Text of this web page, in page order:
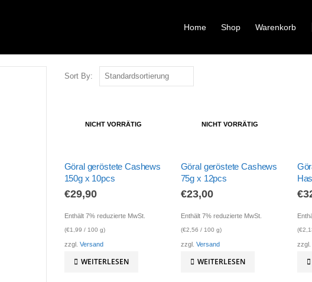
Home Shop Warenkorb
Sort By:
NICHT VORRÄTIG
Göral geröstete Cashews
150g x 10pcs
€29,90
Enthält 7% reduzierte MwSt.
(€1,99 / 100 g)
zzgl. Versand
WEITERLESEN
NICHT VORRÄTIG
Göral geröstete Cashews
75g x 12pcs
€23,00
Enthält 7% reduzierte MwSt.
(€2,56 / 100 g)
zzgl. Versand
WEITERLESEN
€
(€
zzgl.